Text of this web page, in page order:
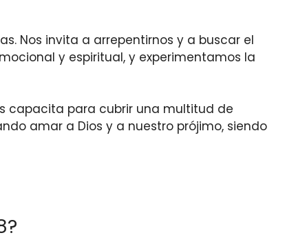
Nos invita a arrepentirnos y a buscar el
y espiritual, y experimentamos la
capacita para cubrir una multitud de
amar a Dios y a nuestro prójimo, siendo